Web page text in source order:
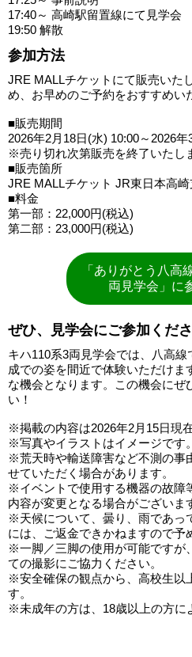
17:40～ 高崎駅留置線にて見学会
19:50 解散
参加方法
JRE MALLチケットにて販売いた
め、お早めのご予約をおすすめい
■販売期間
2026年2月18日(水) 10:00～2026
※売り切れ次第販売を終了いたし
■販売箇所
JRE MALLチケット JR東日本高
■料金
第一部：22,000円(税込)
第二部：23,000円(税込)
「ありがとう八高
両見学会」に
ぜひ、見学会にご参加くださ
キハ110系3両見学会では、八高
成での姿を間近で体験いただけま
な機会となります。この機会にぜ
い！
※掲載の内容は2026年2月15日現
※写真やイラストはイメージです。
※荒天時や輸送障害など不測の事
せていただく場合があります。
※イベントで使用する機器の故障
内容が変更となる場合がございま
※天候について、曇り、雨であっ
には、ご返金できかねますので予
※一脚／三脚の使用が可能ですが
ての撮影にご協力ください。
※安全確保の観点から、高校生以
す。
※未成年の方は、18歳以上の方に